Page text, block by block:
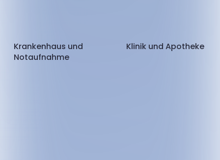
Krankenhaus und
Notaufnahme
Klinik und Apotheke